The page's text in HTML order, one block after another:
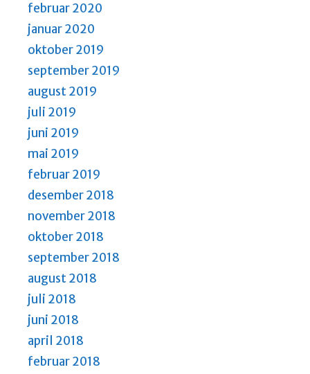
februar 2020
januar 2020
oktober 2019
september 2019
august 2019
juli 2019
juni 2019
mai 2019
februar 2019
desember 2018
november 2018
oktober 2018
september 2018
august 2018
juli 2018
juni 2018
april 2018
februar 2018